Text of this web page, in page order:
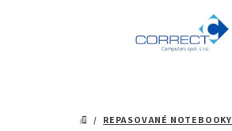
DOMŮ
/ REPASOVANÉ NOTEBOOKY